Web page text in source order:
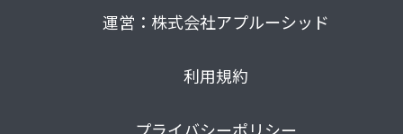
運営：株式会社アプルーシッド
利用規約
プライバシーポリシー